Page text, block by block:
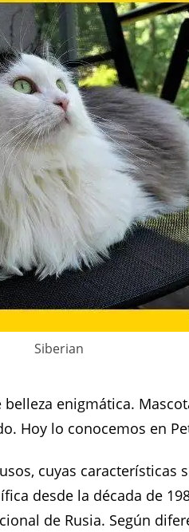
Siberian
enigmática.
Hoy lo conocemos en
cuyas características
desde la década de
de Rusia. Según